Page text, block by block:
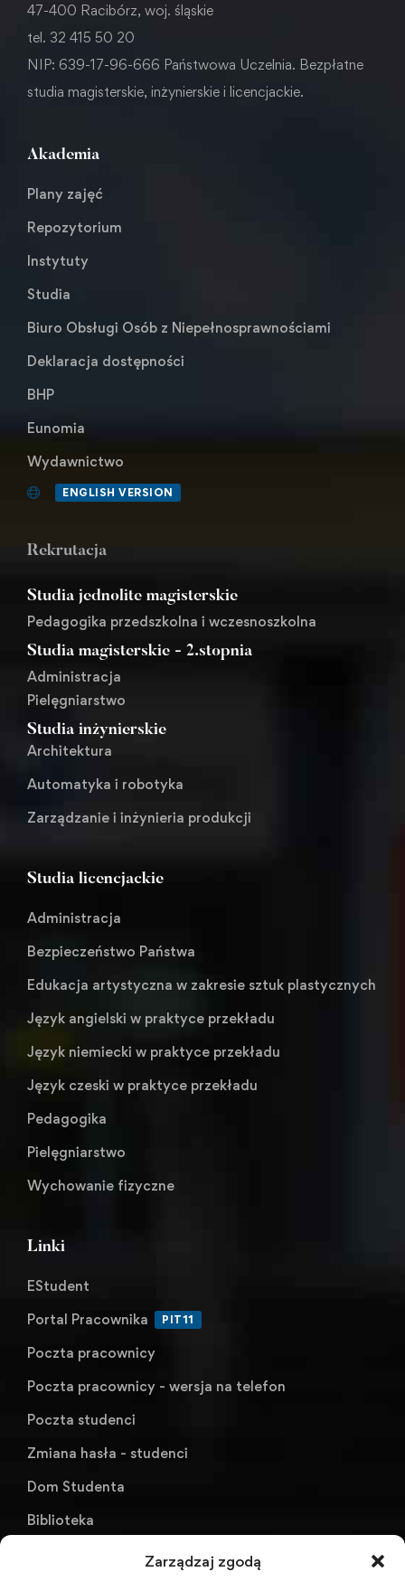
Zarządzaj zgodą
47-400 Racibórz, woj. śląskie
tel. 32 415 50 20
NIP: 639-17-96-666 Państwowa Uczelnia. Bezpłatne
studia magisterskie, inżynierskie i licencjackie.
Akademia
Plany zajęć
Repozytorium
Instytuty
Studia
Biuro Obsługi Osób z Niepełnosprawnościami
Deklaracja dostępności
BHP
Eunomia
Wydawnictwo
ENGLISH VERSION
Rekrutacja
Studia jednolite magisterskie
Pedagogika przedszkolna i wczesnoszkolna
Studia magisterskie - 2.stopnia
Administracja
Pielęgniarstwo
Studia inżynierskie
Architektura
Automatyka i robotyka
Zarządzanie i inżynieria produkcji
Studia licencjackie
Administracja
Bezpieczeństwo Państwa
Edukacja artystyczna w zakresie sztuk plastycznych
Język angielski w praktyce przekładu
Język niemiecki w praktyce przekładu
Język czeski w praktyce przekładu
Pedagogika
Pielęgniarstwo
Wychowanie fizyczne
Linki
EStudent
Portal Pracownika
PIT11
Poczta pracownicy
Poczta pracownicy - wersja na telefon
Poczta studenci
Zmiana hasła - studenci
Dom Studenta
Biblioteka
KU AZS ANS w Raciborzu